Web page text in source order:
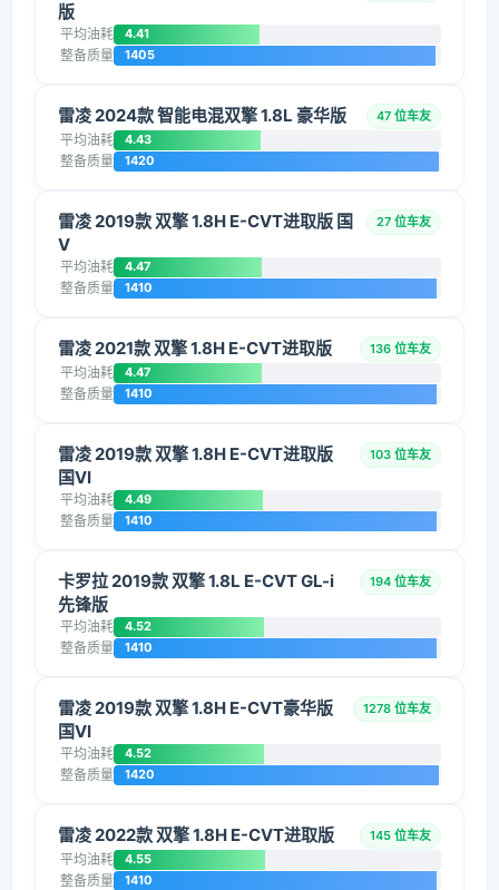
版
平均油耗 4.41
整备质量 1405
雷凌 2024款 智能电混双擎 1.8L 豪华版 47 位车友
平均油耗 4.43
整备质量 1420
雷凌 2019款 双擎 1.8H E-CVT进取版 国
V
27 位车友
平均油耗 4.47
整备质量 1410
雷凌 2021款 双擎 1.8H E-CVT进取版 136 位车友
平均油耗 4.47
整备质量 1410
雷凌 2019款 双擎 1.8H E-CVT进取版
国VI
103 位车友
平均油耗 4.49
整备质量 1410
卡罗拉 2019款 双擎 1.8L E-CVT GL-i
先锋版
194 位车友
平均油耗 4.52
整备质量 1410
雷凌 2019款 双擎 1.8H E-CVT豪华版
国VI
1278 位车友
平均油耗 4.52
整备质量 1420
雷凌 2022款 双擎 1.8H E-CVT进取版 145 位车友
平均油耗 4.55
整备质量 1410